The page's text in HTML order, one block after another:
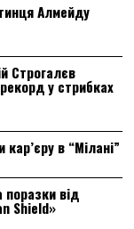
Алмейду
Строгалєв
у стрибках
в “Мілані”
поразки від
Shield»